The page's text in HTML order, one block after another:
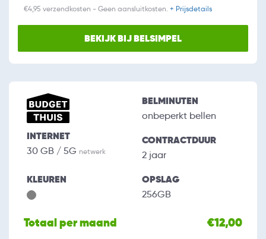
€4,95 verzendkosten - Geen aansluitkosten. + Prijsdetails
BEKIJK BIJ BELSIMPEL
INTERNET
30 GB / 5G netwerk
BELMINUTEN
onbeperkt bellen
CONTRACTDUUR
2 jaar
KLEUREN OPSLAG
256GB
Totaal per maand €12,00